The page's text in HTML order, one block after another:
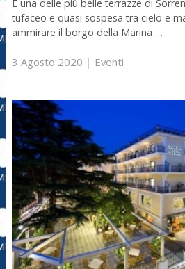
È una delle più belle terrazze di
tufaceo e quasi sospesa tra cielo e
ammirare il borgo della Marina …
3 Agosto 2020 | Eventi